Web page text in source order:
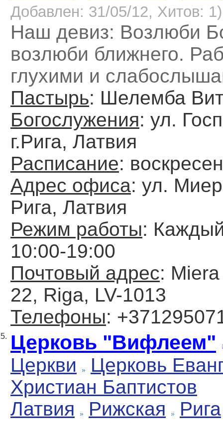
Добавлен: 31/05/12, Хитов: 1)
Наш девиз: Возлюби
возлюби ближнего.
глухими и
Пастырь: Шелемба
Богослужения: ул.
г.Рига, Латвия
Расписание:
Адрес офиса: ул.
Рига, Латвия
Режим работы:
10:00-19:00
Почтовый адрес:
22, Riga, LV-1013
Телефоны:
5. Церковь "Вифлеем"
Церкви
Церковь
Христиан Баптистов
Латвия
Рижская Рига